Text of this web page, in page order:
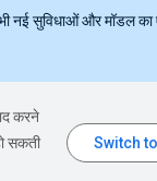
नई सुविधाओं और मॉडल
करने
सकती